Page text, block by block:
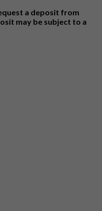
a deposit from
may be subject to a